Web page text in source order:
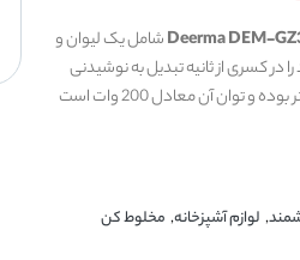
شامل یک لیوان و
در کسری از ثانیه تبدیل به نوشیدنی
می‌کند. ظرفیت مخزن دستگاه 500 میلی لیتر بوده و توان آن معادل 200 وات است
, لوازم آشپزخانه, مخلوط کن